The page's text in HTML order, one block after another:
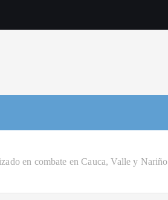
en combate en Cauca, Valle y Nariño